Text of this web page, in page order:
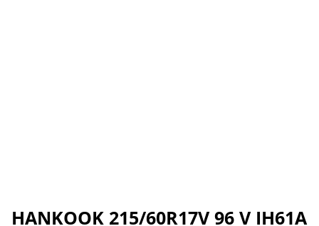
HANKOOK 215/60R17V 96 V IH61A